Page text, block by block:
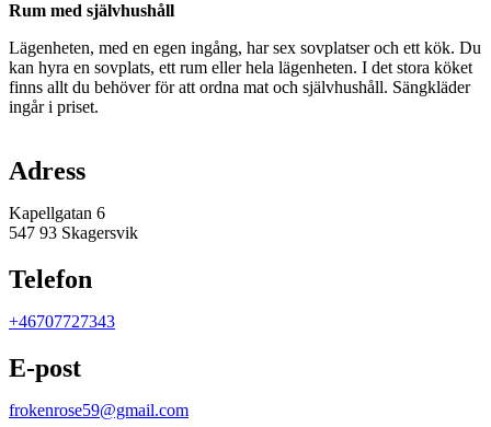
Rum med självhushåll
Lägenheten, med en egen ingång, har sex sovplatser och ett kök. Du
kan hyra en sovplats, ett rum eller hela lägenheten. I det stora köket
finns allt du behöver för att ordna mat och självhushåll. Sängkläder
ingår i priset.
Adress
Kapellgatan 6
547 93 Skagersvik
Telefon
+46707727343
E-post
frokenrose59@gmail.com